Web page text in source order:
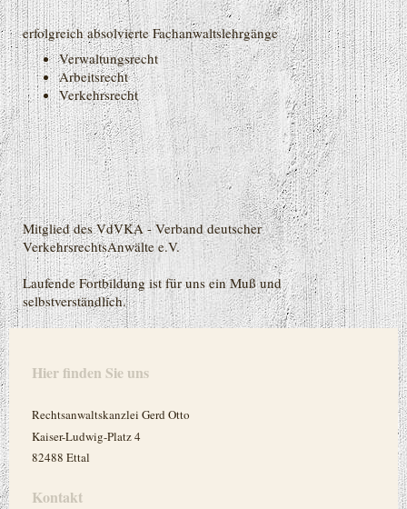
erfolgreich absolvierte Fachanwaltslehrgänge
Verwaltungsrecht
Arbeitsrecht
Verkehrsrecht
Mitglied des VdVKA - Verband deutscher
VerkehrsrechtsAnwälte e.V.
Laufende Fortbildung ist für uns ein Muß und
selbstverständlich.
Hier finden Sie uns
Rechtsanwaltskanzlei Gerd Otto
Kaiser-Ludwig-Platz 4
82488 Ettal
Kontakt